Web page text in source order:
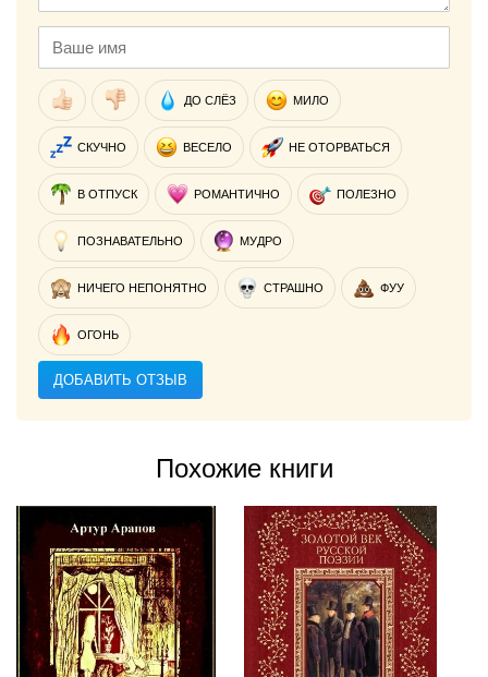
ДО СЛЁЗ МИЛО
СКУЧНО ВЕСЕЛО НЕ ОТОРВАТЬСЯ
В ОТПУСК РОМАНТИЧНО ПОЛЕЗНО
ПОЗНАВАТЕЛЬНО МУДРО
НИЧЕГО НЕПОНЯТНО СТРАШНО ФУУ
ОГОНЬ
ДОБАВИТЬ ОТЗЫВ
Похожие книги